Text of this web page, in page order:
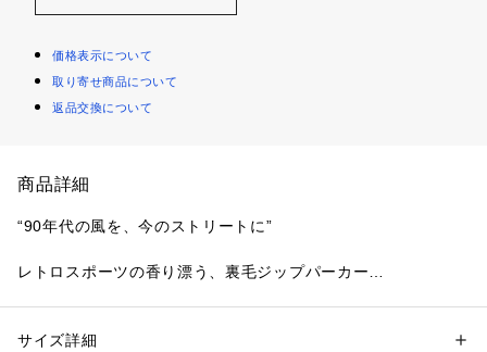
価格表示について
取り寄せ商品について
返品交換について
商品詳細
“90年代の風を、今のストリートに”
レトロスポーツの香り漂う、裏毛ジップパーカー
90年代のカレッジスポーツスタイルを彷彿とさせる、裏毛ジッ
性別：メンズ
サイズ詳細